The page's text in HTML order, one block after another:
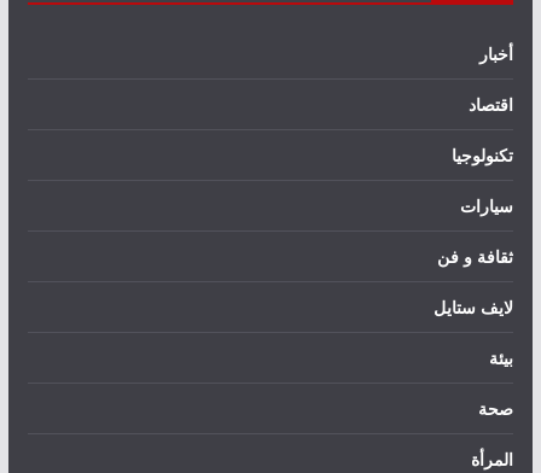
أخبار
اقتصاد
تكنولوجيا
سيارات
ثقافة و فن
لايف ستايل
بيئة
صحة
المرأة